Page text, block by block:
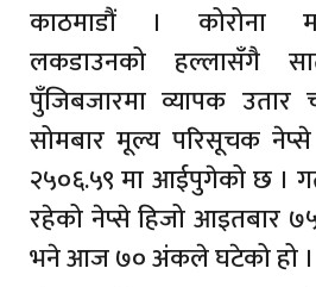
काठमाडौं । कोरोना
लकडाउनको हल्लासँगै
पुँजिबजारमा व्यापक
सोमबार मूल्य परिसूचक
२५०६.५९ मा आईपुगेको छ ।
रहेको नेप्से हिजो आइतबार
भने आज ७० अंकले घटेको हो ।